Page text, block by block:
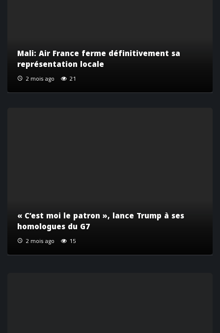
Mali: Air France ferme définitivement sa
représentation locale
2 mois ago 21
« C’est moi le patron », lance Trump à ses
homologues du G7
2 mois ago 15